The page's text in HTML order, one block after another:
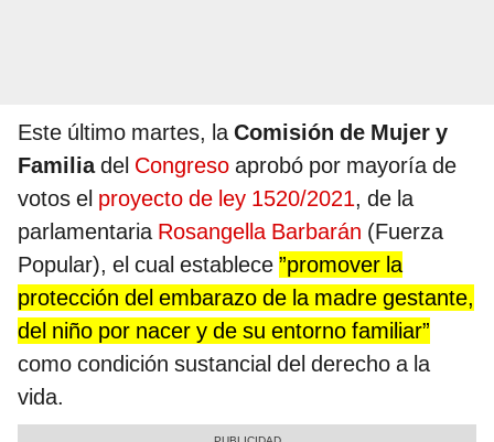
Este último martes, laComisión de Mujer y
Familiadel Congreso aprobó por mayoría de
votos el proyecto de ley 1520/2021, de la
parlamentaria Rosangella Barbarán (Fuerza
Popular), el cual establece ”promover la
protección del embarazo de la madre gestante,
del niño por nacer y de su entorno familiar”
como condición sustancial del derecho a la
vida.